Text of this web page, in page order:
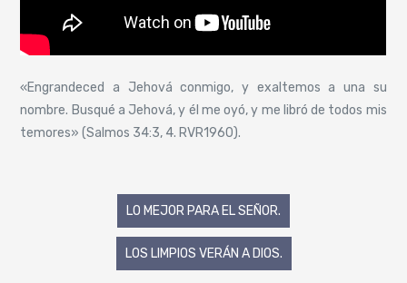
«Engrandeced a Jehová conmigo, y exaltemos a una su
nombre. Busqué a Jehová, y él me oyó, y me libró de todos mis
temores» (Salmos 34:3, 4. RVR1960).
NavegaciónLO MEJOR PARA EL SEÑOR.
LOS LIMPIOS VERÁN A DIOS.